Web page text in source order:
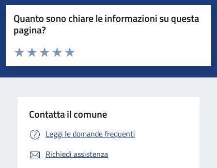
Quanto sono chiare le informazioni su questa
pagina?
Valuta da 1 a 5 stelle la pagina
Valuta 5 stelle su 5
Valuta 4 stelle su 5
Valuta 3 stelle su 5
Valuta 2 stelle su 5
Valuta 1 stelle su 5
Contatta il comune
Leggi le domande frequenti
Richiedi assistenza